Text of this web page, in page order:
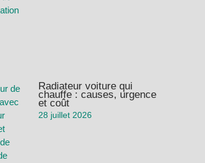
Radiateur voiture qui
chauffe : causes, urgence
et coût
28 juillet 2026